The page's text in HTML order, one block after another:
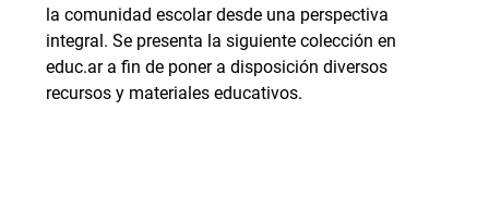
la comunidad escolar desde una perspectiva
integral. Se presenta la siguiente colección en
educ.ar a fin de poner a disposición diversos
recursos y materiales educativos.